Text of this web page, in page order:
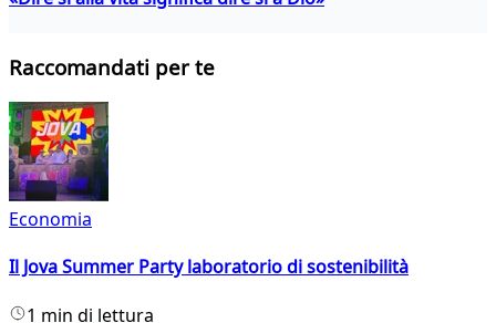
Raccomandati per te
Economia
Il Jova Summer Party laboratorio di sostenibilità
1 min di lettura